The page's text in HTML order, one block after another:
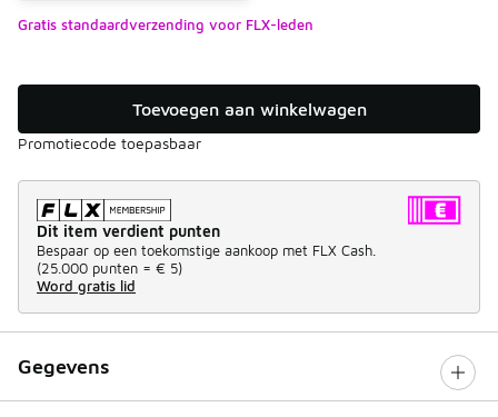
Gratis standaardverzending voor FLX-leden
Toevoegen aan winkelwagen
Promotiecode toepasbaar
Dit item verdient punten
Bespaar op een toekomstige aankoop met FLX Cash.
(25.000 punten = € 5)
Word gratis lid
Gegevens